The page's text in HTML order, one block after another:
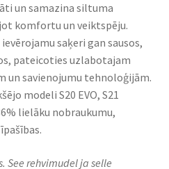
un samazina siltuma
komfortu un veiktspēju.​
saķeri gan sausos,
pateicoties uzlabotajam
un savienojumu tehnoloģijām.
modeli S20 EVO, S21
lielāku nobraukumu,
See rehvimudel ja selle